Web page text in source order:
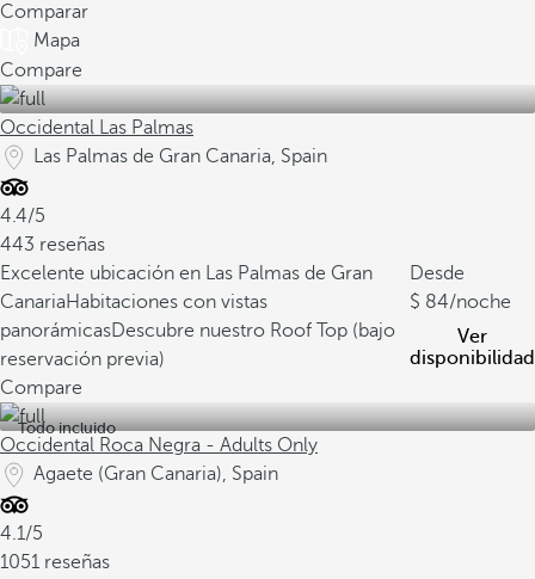
Comparar
Mapa
Compare
Occidental Las Palmas
Las Palmas de Gran Canaria, Spain
4.4/5
443 reseñas
Excelente ubicación en Las Palmas de Gran
CanariaHabitaciones con vistas
panorámicasDescubre nuestro Roof Top (bajo
reservación previa)
Desde
84/noche
Ver
disponibilidad
Compare
Todo incluido
Occidental Roca Negra - Adults Only
Agaete (Gran Canaria), Spain
4.1/5
1051 reseñas